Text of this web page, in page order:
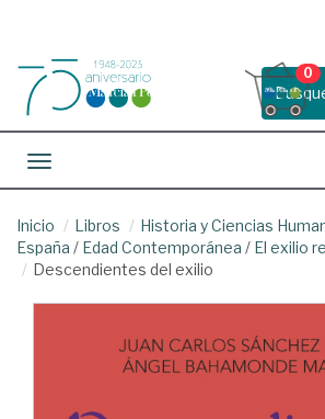
0
Toggle navigation
Inicio Libros Historia y Ciencias
España / Edad Contemporánea / El exilio
Descendientes del exilio